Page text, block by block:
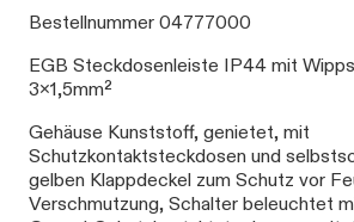
Bestellnummer 04777000
EGB Steckdosenleiste IP44 mit
3x1,5mm²
Gehäuse Kunststoff, genietet, mit
Schutzkontaktsteckdosen und
gelben Klappdeckel zum Schutz vor
Verschmutzung, Schalter beleuchtet